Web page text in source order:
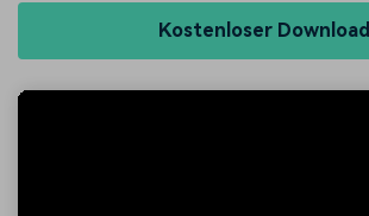
Kostenloser Download